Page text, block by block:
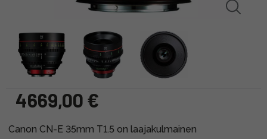
4669,00 €
Canon CN-E 35mm T1.5 on laajakulmainen